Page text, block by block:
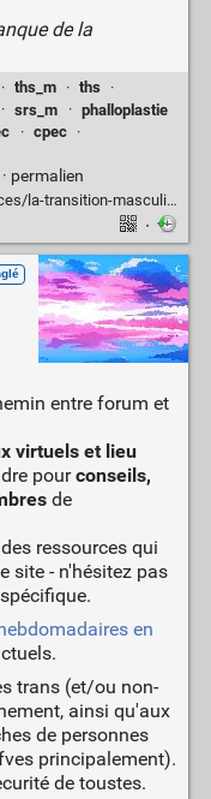
de la
· ths_m · ths
·
· srs_m · phalloplastie
· cpec
·
permalien
transition-masculinisante
·
entre forum et
virtuels et lieu
pourconseils,
de
ressources qui
site - n'hésitez pas
en
trans (et/ou non-
ainsi qu'aux
de personnes
principalement).
de toustes.